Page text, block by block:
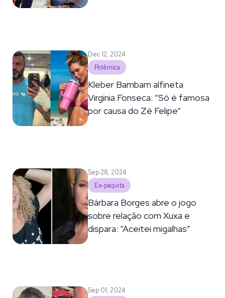
Dec 12, 2024
Polêmica
Kleber Bambam alfineta
Virginia Fonseca: “Só é famosa
por causa do Zé Felipe“
Sep 28, 2024
Ex-paquita
Bárbara Borges abre o jogo
sobre relação com Xuxa e
dispara: “Aceitei migalhas”
Sep 01, 2024